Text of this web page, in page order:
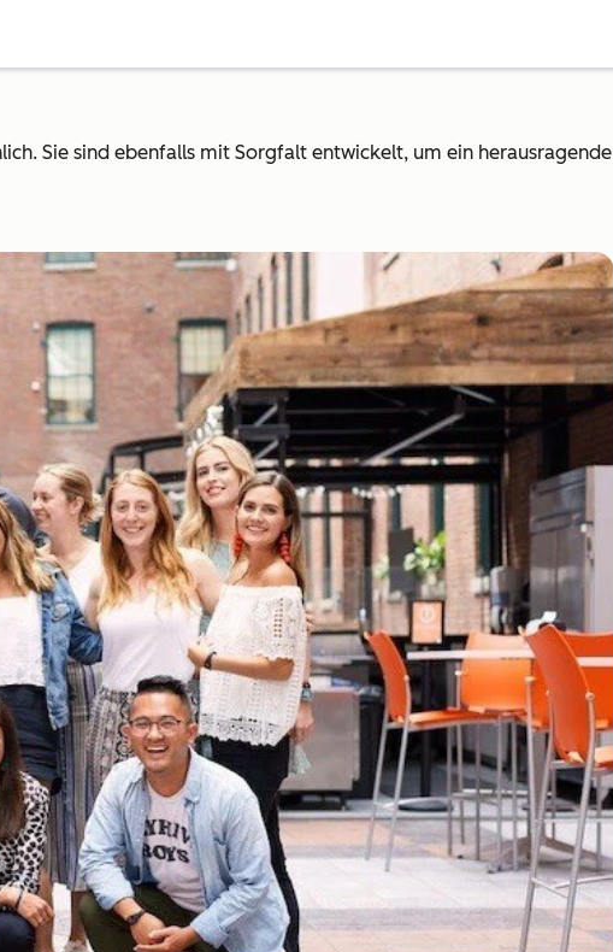
Sie sind ebenfalls mit Sorgfalt entwickelt, um ein herausragende